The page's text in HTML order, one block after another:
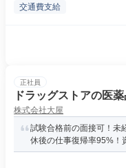
交通費支給
正社員
ドラッグストアの医
株式会社大屋
試験合格前の面接可！未
休後の仕事復帰率95%！